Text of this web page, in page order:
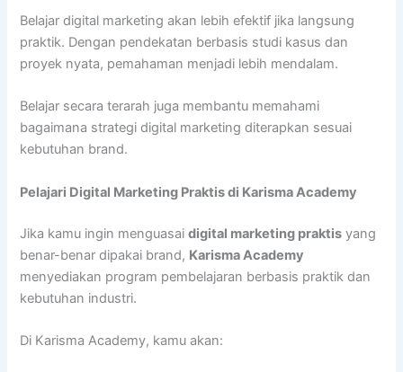
Belajar digital marketing akan lebih efektif jika langsung
praktik. Dengan pendekatan berbasis studi kasus dan
proyek nyata, pemahaman menjadi lebih mendalam.
Belajar secara terarah juga membantu memahami
bagaimana strategi digital marketing diterapkan sesuai
kebutuhan brand.
Pelajari Digital Marketing Praktis di Karisma Academy
Jika kamu ingin menguasaidigital marketing praktis yang
benar-benar dipakai brand, Karisma Academy
menyediakan program pembelajaran berbasis praktik dan
kebutuhan industri.
Di Karisma Academy, kamu akan: